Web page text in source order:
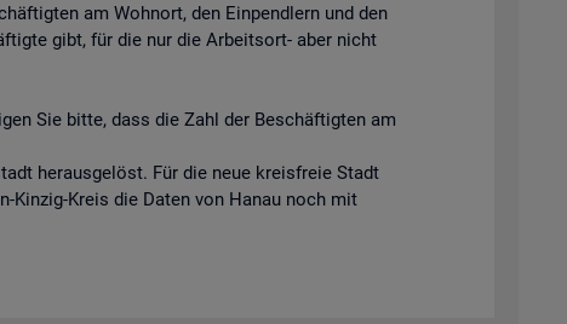
am Wohnort, den Einpendlern und den
gibt, für die nur die Arbeitsort- aber nicht
Sie bitte, dass die Zahl der Beschäftigten am
herausgelöst. Für die neue kreisfreie Stadt
Kinzig-Kreis die Daten von Hanau noch mit